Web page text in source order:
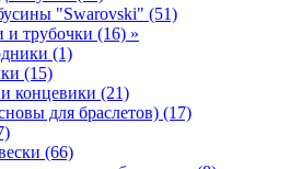
"Swarovski" (51)
и трубочки (16) »
(1)
(15)
концевики (21)
для браслетов) (17)
(66)